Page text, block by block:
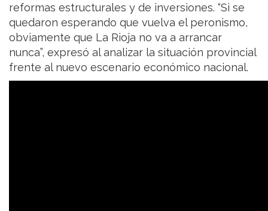
reformas estructurales y de inversiones. “Si se
quedaron esperando que vuelva el peronismo,
obviamente que La Rioja no va a arrancar
nunca”, expresó al analizar la situación provincial
frente al nuevo escenario económico nacional.